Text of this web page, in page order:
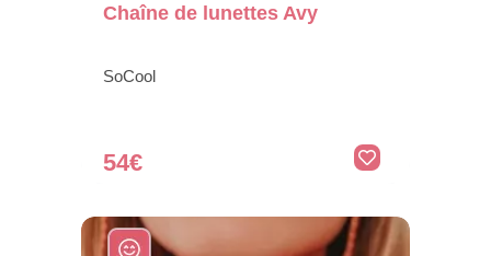
Chaîne de lunettes Avy
SoCool
54€